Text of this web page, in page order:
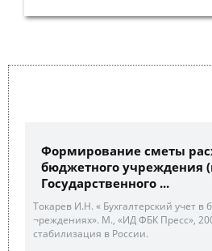
Формирование сметы
бюджетного учреждения
Государственного ...
Токарев И.Н. « Бухгалтерский учет в
¬реждениях». М., «ИД ФБК Пресс»,
стабилизация в России.